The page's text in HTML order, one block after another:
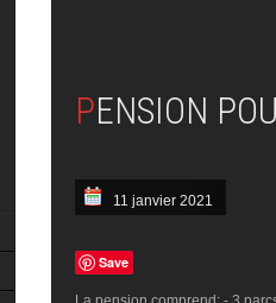
PENSION
11 janvier 2021
Save